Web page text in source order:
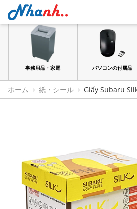
事務用品・家電 パソコンの付属品
ホーム 紙・シール Giấy Subaru